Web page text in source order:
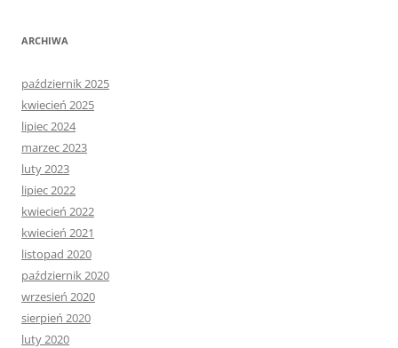
ARCHIWA
październik 2025
kwiecień 2025
lipiec 2024
marzec 2023
luty 2023
lipiec 2022
kwiecień 2022
kwiecień 2021
listopad 2020
październik 2020
wrzesień 2020
sierpień 2020
luty 2020